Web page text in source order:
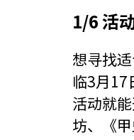
1/6 活
想寻找
临3月
活动就
坊、《